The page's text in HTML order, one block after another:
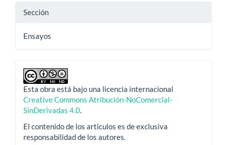
Sección
Ensayos
Esta obra está bajo una licencia internacional
Creative Commons Atribución-NoComercial-
SinDerivadas 4.0.
El contenido de los articulos es de exclusiva
responsabilidad de los autores.